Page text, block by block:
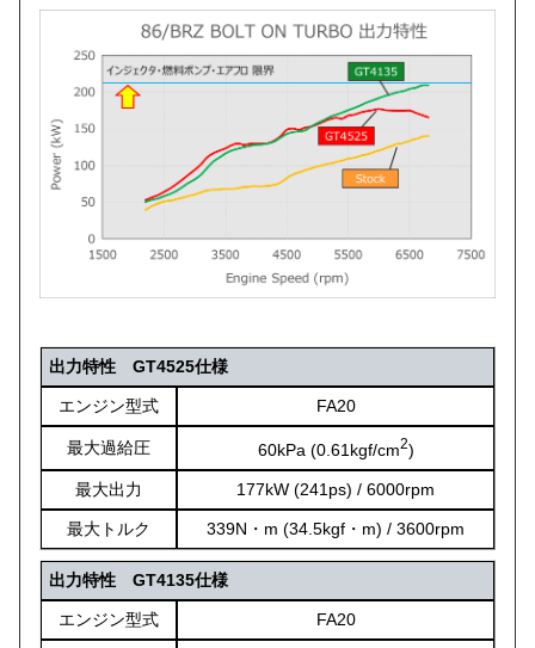
出力特性 GT4525仕様
エンジン型式 FA20
最大過給圧 60kPa (0.61kgf/cm2)
最大出力 177kW (241ps) / 6000rpm
最大トルク 339N・m (34.5kgf・m) / 3600rpm
出力特性 GT4135仕様
エンジン型式 FA20